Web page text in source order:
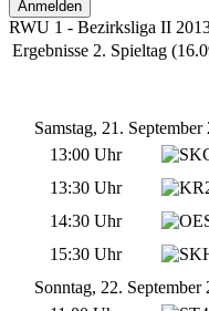
RWU 1 - Bezirksliga II
Ergebnisse 2. Spieltag
Samstag, 21. September
13:00 Uhr
13:30 Uhr
14:30 Uhr
15:30 Uhr
Sonntag, 22. September